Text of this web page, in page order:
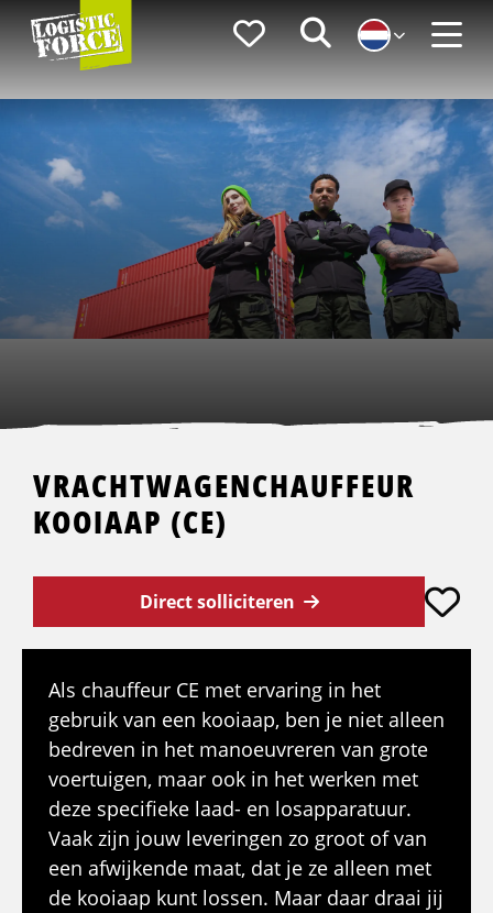
Logistic
Force
FavorietenZoeken
VRACHTWAGENCHAUFFEUR
KOOIAAP (CE)
Direct solliciteren
Als chauffeur CE met ervaring in het
gebruik van een kooiaap, ben je niet alleen
bedreven in het manoeuvreren van grote
voertuigen, maar ook in het werken met
deze specifieke laad- en losapparatuur.
Vaak zijn jouw leveringen zo groot of van
een afwijkende maat, dat je ze alleen met
de kooiaap kunt lossen. Maar daar draai jij